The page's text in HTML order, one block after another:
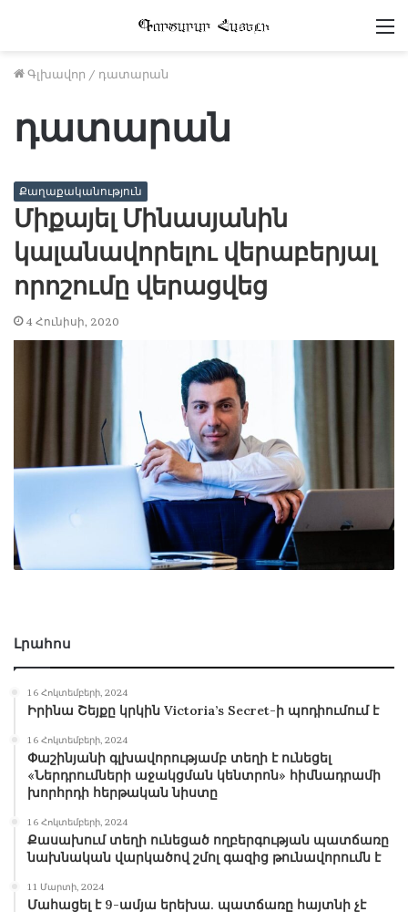
Գլխավոր / դատարան
դատարան
Քաղաքականություն
Միքայել Մինասյանին
կալանավորելու վերաբերյալ
որոշումը վերացվեց
4 Հունիսի, 2020
Լրահոս
16 Հոկտեմբերի, 2024
Իրինա Շեյքը կրկին Victoria’s Secret-ի պոդիումում է
16 Հոկտեմբերի, 2024
Փաշինյանի գլխավորությամբ տեղի է ունեցել
«Ներդրումների աջակցման կենտրոն» հիմնադրամի
խորհրդի հերթական նիստը
16 Հոկտեմբերի, 2024
Քասախում տեղի ունեցած ողբերգության պատճառը
նախնական վարկածով շմոլ գազից թունավորումն է
11 Մարտի, 2024
Մահացել է 9-ամյա երեխա. պատճառը հայտնի չէ